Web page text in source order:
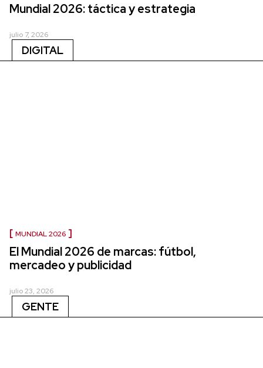
Mundial 2026: táctica y estrategia
julio 7, 2026
DIGITAL
MUNDIAL 2026
El Mundial 2026 de marcas: fútbol,
mercadeo y publicidad
julio 23, 2026
GENTE